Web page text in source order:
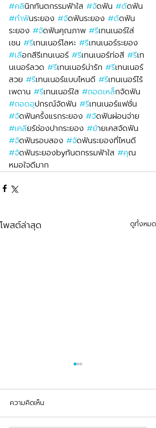
#คลินิกทันตกรรมฟ้าใส #จัดฟัน #ดัดฟัน
#ทำฟันระยอง #จัดฟันระยอง #ดัดฟัน
ระยอง #จัดฟันคุณภาพ #รีเทนเนอร์ใส่
เชน #รีเทนเนอร์โลหะ #รีเทนเนอร์ระยอง
#เลือกสีรีเทนเนอร์ #รีเทนเนอร์ท่อสี #รีเท
นเนอร์ลวด #รีเทนเนอร์น่ารัก #รีเทนเนอร์
สวย #รีเทนเนอร์แบบไหนดี #รีเทนเนอร์ไร้
เพดาน #รีเทนเนอร์ใส #ถอดเหล็กจัดฟัน
#ถอดอุปกรณ์จัดฟัน #รีเทนเนอร์แฟชั่น
#จัดฟันครั้งแรกระยอง #จัดฟันผ่อนจ่าย
#เคลียร์ช่องปากระยอง #ย้ายเคสจัดฟัน
#จัดฟันรอบสอง #จัดฟันระยองที่ไหนดี
#จัดฟันระยองbyทันตกรรมฟ้าใส #คุณ
หมอใจดีมาก
โพสต์ล่าสุด ดูทั้งหมด
ความคิดเห็น